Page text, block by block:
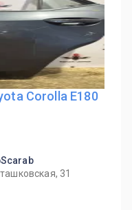
Corolla E180
31